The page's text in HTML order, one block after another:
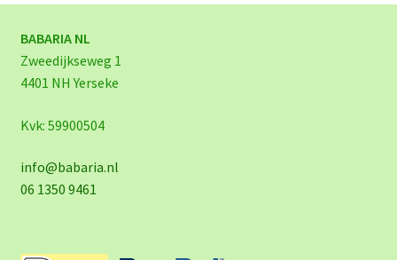
BABARIA NL
Zweedijkseweg 1
4401 NH Yerseke
Kvk: 59900504
info@babaria.nl
06 1350 9461